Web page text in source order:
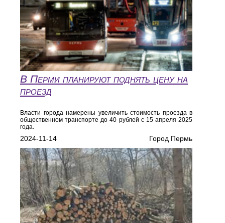
В Перми планируют поднять цену на
проезд
Власти города намерены увеличить стоимость проезда в
общественном транспорте до 40 рублей с 15 апреля 2025
года.
2024-11-14 Город Пермь